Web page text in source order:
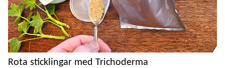
Rota sticklingar med Trichoderma